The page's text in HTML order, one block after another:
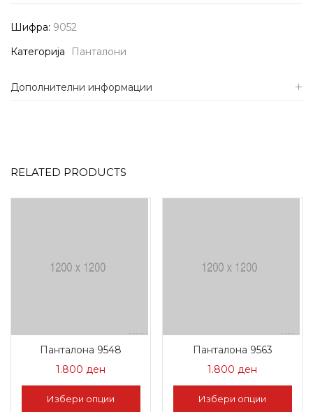
Шифра: 9052
Категорија
Панталони
Дополнителни информации
RELATED PRODUCTS
Панталона 9548
1.800 ден
Избери опции
Панталона 9563
1.800 ден
Избери опции